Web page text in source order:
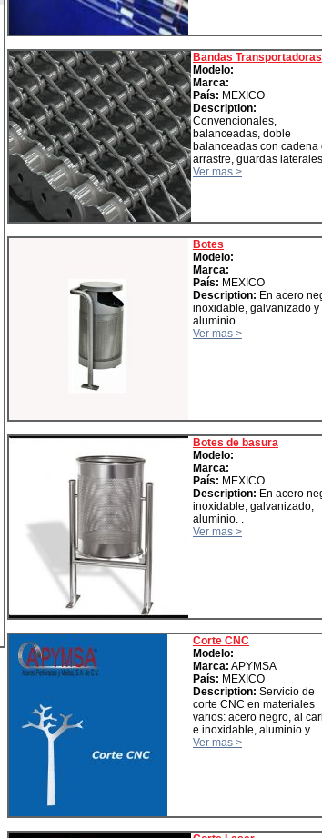
Bandas Transportadoras
Modelo:
Marca:
País: MEXICO
Description:
Convencionales,
balanceadas, doble
balanceadas con cadena
arrastre, guardas
Ver mas >
Botes
Modelo:
Marca:
País: MEXICO
Description: En acero
inoxidable, galvanizado y
aluminio .
Ver mas >
Botes de basura
Modelo:
Marca:
País: MEXICO
Description: En acero
inoxidable, galvanizado,
aluminio. .
Ver mas >
Corte CNC
Modelo:
Marca: APYMSA
País: MEXICO
Description: Servicio de
corte CNC en materiales
varios: acero negro, al
e inoxidable, aluminio y ...
Ver mas >